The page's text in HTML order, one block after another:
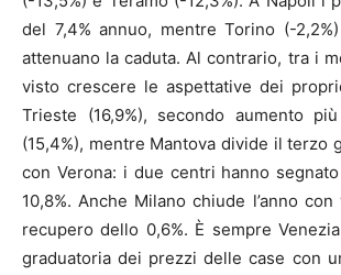
del 7,4% annuo, mentre Torino (-
attenuano la caduta. Al contrario, tra i
visto crescere le aspettative dei
Trieste (16,9%), secondo aumento
(15,4%), mentre Mantova divide il terzo
con Verona: i due centri hanno
10,8%. Anche Milano chiude l’anno
recupero dello 0,6%. È sempre
graduatoria dei prezzi delle case con